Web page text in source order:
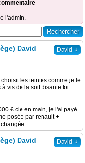
l'admin.
David ↓
David
les teintes comme je le
vis de la soit disante loi
€ clé en main, je l'ai payé
posée par renault +
David ↓
David